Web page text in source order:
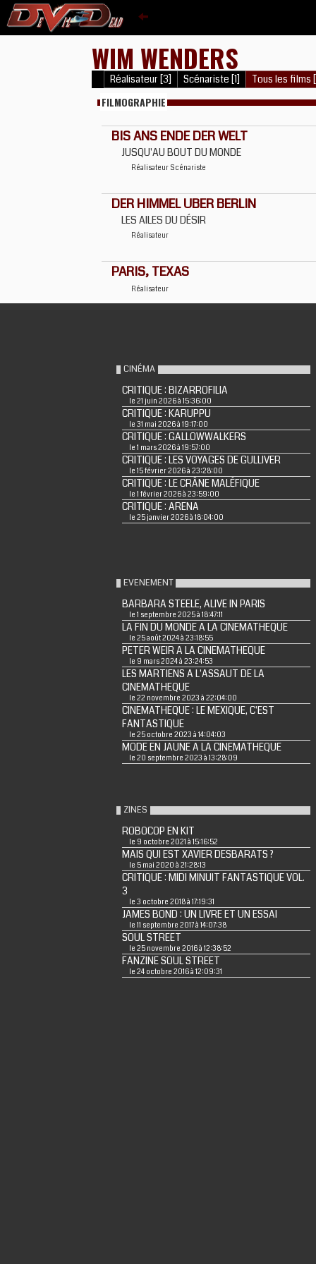
WIM WENDERS
Réalisateur [3] Scénariste [1] Tous les films
FILMOGRAPHIE
BIS ANS ENDE DER WELT
JUSQU'AU BOUT DU MONDE
Réalisateur Scénariste
DER HIMMEL UBER BERLIN
LES AILES DU DÉSIR
Réalisateur
PARIS, TEXAS
Réalisateur
CINÉMA
CRITIQUE : BIZARROFILIA
le 21 juin 2026 à 15:36:00
CRITIQUE : KARUPPU
le 31 mai 2026 à 19:17:00
CRITIQUE : GALLOWWALKERS
le 1 mars 2026 à 19:57:00
CRITIQUE : LES VOYAGES DE GULLIVER
le 15 février 2026 à 23:28:00
CRITIQUE : LE CRÂNE MALÉFIQUE
le 1 février 2026 à 23:59:00
CRITIQUE : ARENA
le 25 janvier 2026 à 18:04:00
EVENEMENT
BARBARA STEELE, ALIVE IN PARIS
le 1 septembre 2025 à 18:47:11
LA FIN DU MONDE A LA CINEMATHEQUE
le 25 août 2024 à 23:18:55
PETER WEIR A LA CINEMATHEQUE
le 9 mars 2024 à 23:24:53
LES MARTIENS A L'ASSAUT DE LA
CINEMATHEQUE
le 22 novembre 2023 à 22:04:00
CINEMATHEQUE : LE MEXIQUE, C'EST
FANTASTIQUE
le 25 octobre 2023 à 14:04:03
MODE EN JAUNE A LA CINEMATHEQUE
le 20 septembre 2023 à 13:28:09
ZINES
ROBOCOP EN KIT
le 9 octobre 2021 à 15:16:52
MAIS QUI EST XAVIER DESBARATS ?
le 5 mai 2020 à 21:28:13
CRITIQUE : MIDI MINUIT FANTASTIQUE VOL.
3
le 3 octobre 2018 à 17:19:31
JAMES BOND : UN LIVRE ET UN ESSAI
le 11 septembre 2017 à 14:07:38
SOUL STREET
le 25 novembre 2016 à 12:38:52
FANZINE SOUL STREET
le 24 octobre 2016 à 12:09:31